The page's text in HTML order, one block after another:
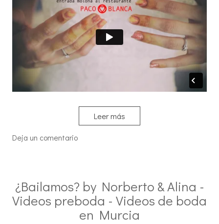
Leer más
Deja un comentario
¿Bailamos? by Norberto & Alina -
Videos preboda - Videos de boda
en Murcia